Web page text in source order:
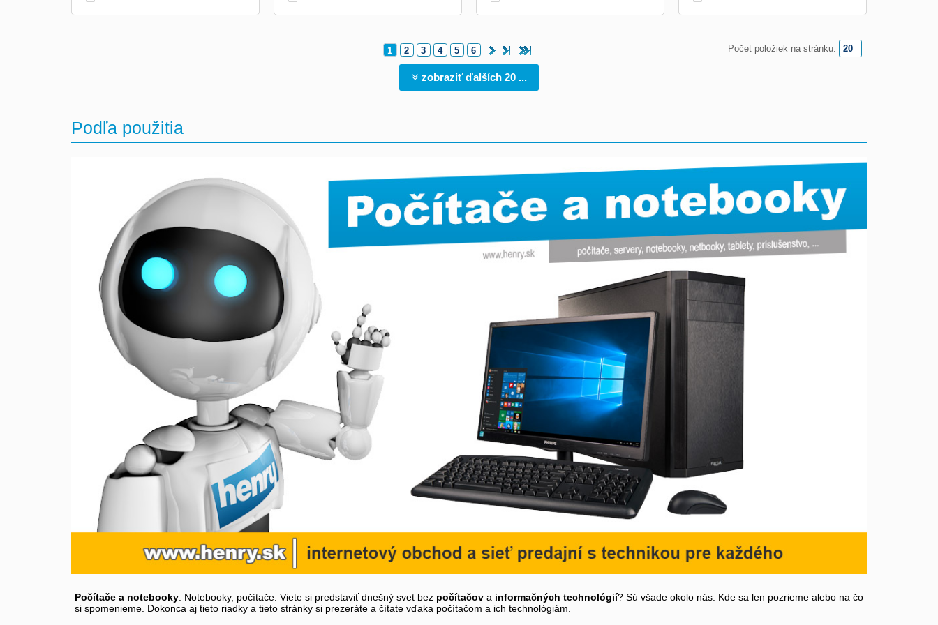
Počet položiek na stránku:
1 2 3 4 5 6
zobraziť ďalších 20 ...
Podľa použitia
Počítače a notebooky . Notebooky, počítače. Viete si predstaviť dnešný svet bez počítačov a informačných technológií? Sú všade okolo nás. Kde sa len pozrieme alebo na čo
si spomenieme. Dokonca aj tieto riadky a tieto stránky si prezeráte a čítate vďaka počítačom a ich technológiám.